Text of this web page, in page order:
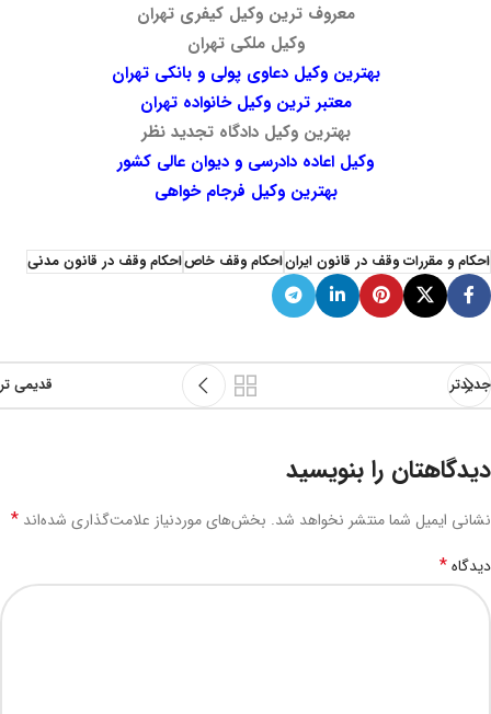
معروف ترین وکیل کیفری تهران
وکیل ملکی تهران
بهترین وکیل دعاوی پولی و بانکی تهران
معتبر ترین وکیل خانواده تهران
بهترین وکیل دادگاه تجدید نظر
وکیل اعاده دادرسی و دیوان عالی کشور
بهترین وکیل فرجام خواهی
احکام و مقررات وقف در قانون ایراناحکام وقف خاصاحکام وقف در قانون مدنی
جدیدتر قدیمی تر
دیدگاهتان را بنویسید
نشانی ایمیل شما منتشر نخواهد شد. بخش‌های موردنیاز علامت‌گذاری شده‌اند *
دیدگاه*